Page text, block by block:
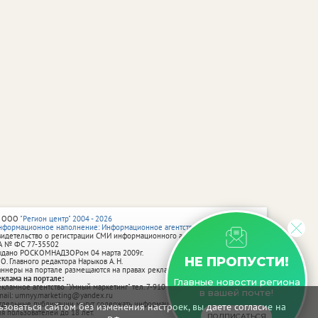
сайтом без изменения настроек, вы даете согласие на
НЕ ПРОПУСТИ!
Главные новости региона
в вашей почте!
"Регион центр" 2004 - 2026
наполнение: Информационное агентство vRossii.ru
о регистрации СМИ информационного агентства vRossii.ru
№ ФС 77‑35502
РОСКОМНАДЗОРом 04 марта 2009г.
Главного редактора Нарыков А. Н.
на портале размещаются на правах рекламы.
на портале:
агентство "Умный маркетинг" тел. 7-910-267-70-40,
umnyy.marketing@yandex.ru
публикации могут содержать информацию, не предназначенную
пользователей до 18 лет.